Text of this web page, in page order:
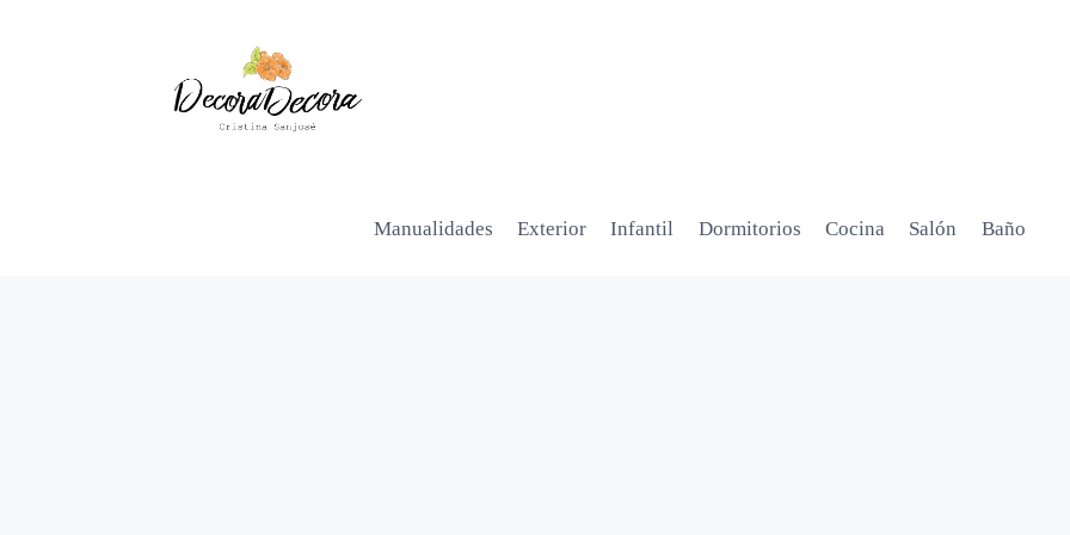
Manualidades Exterior Infantil Dormitorios Cocina Salón Baño